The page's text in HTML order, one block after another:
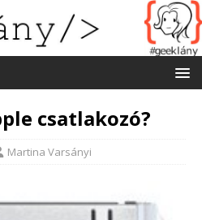
csatlakozó?
Martina Varsányi